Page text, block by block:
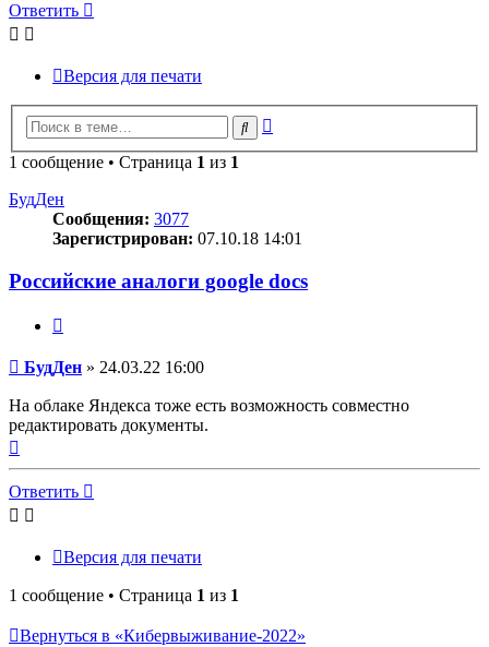
Ответить
Версия для печати
Поиск
1 сообщение • Страница 1 из 1
БудДен
Сообщения: 3077
Зарегистрирован: 07.10.18 14:01
Российские аналоги google docs
Сообщение
БудДен » 24.03.22 16:00
На облаке Яндекса тоже есть возможность совместно
редактировать документы.
к
началу
Ответить
Версия для печати
1 сообщение • Страница 1 из 1
Вернуться в «Кибервыживание-2022»